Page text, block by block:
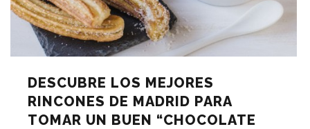
DESCUBRE LOS MEJORES
RINCONES DE MADRID PARA
TOMAR UN BUEN “CHOCOLATE